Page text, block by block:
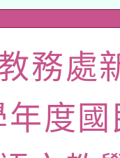
師名單
教學軟體
會函釋公
申請許可
利署委託
務處
年度